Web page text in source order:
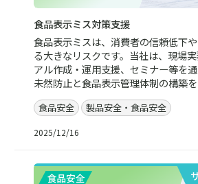
食品表示ミス対策支援
食品表示ミスは、消費者の信頼低下
る大きなリスクです。当社は、現場
アル作成・運用支援、セミナー等を
未然防止と食品表示管理体制の構築を
食品安全 製品安全・食品安全
2025/12/16